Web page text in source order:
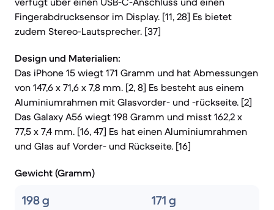
Fingerabdrucksensor im Display. [11, 28] Es bietet
zudem Stereo-Lautsprecher. [37]
Design und Materialien:
Das iPhone 15 wiegt 171 Gramm und hat Abmessungen
von 147,6 x 71,6 x 7,8 mm. [2, 8] Es besteht aus einem
Aluminiumrahmen mit Glasvorder- und -rückseite. [2]
Das Galaxy A56 wiegt 198 Gramm und misst 162,2 x
77,5 x 7,4 mm. [16, 47] Es hat einen Aluminiumrahmen
und Glas auf Vorder- und Rückseite. [16]
Gewicht (Gramm)
198 g 171 g